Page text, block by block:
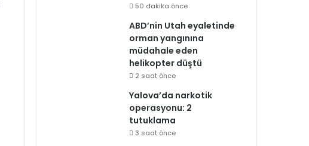
50 dakika önce
ABD’nin Utah eyaletinde
orman yangınına
müdahale eden
helikopter düştü
2 saat önce
Yalova’da narkotik
operasyonu: 2
tutuklama
3 saat önce